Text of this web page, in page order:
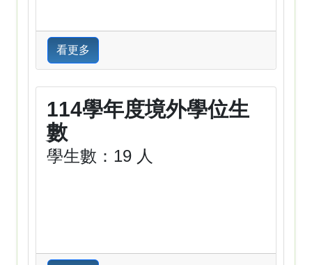
看更多
114學年度境外學位生
數
學生數：19 人